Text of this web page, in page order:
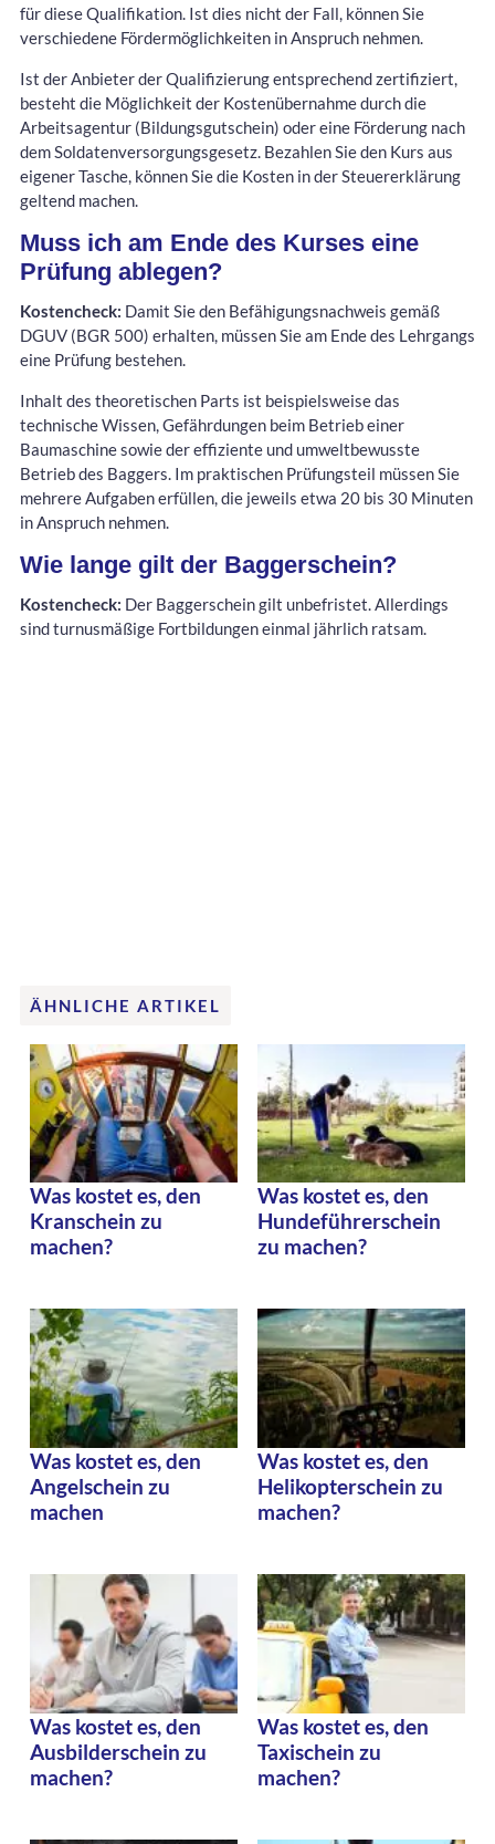
für diese Qualifikation. Ist dies nicht der Fall, können Sie
verschiedene Fördermöglichkeiten in Anspruch nehmen.
Ist der Anbieter der Qualifizierung entsprechend zertifiziert,
besteht die Möglichkeit der Kostenübernahme durch die
Arbeitsagentur (Bildungsgutschein) oder eine Förderung nach
dem Soldatenversorgungsgesetz. Bezahlen Sie den Kurs aus
eigener Tasche, können Sie die Kosten in der Steuererklärung
geltend machen.
Muss ich am Ende des Kurses eine
Prüfung ablegen?
Kostencheck: Damit Sie den Befähigungsnachweis gemäß
DGUV (BGR 500) erhalten, müssen Sie am Ende des Lehrgangs
eine Prüfung bestehen.
Inhalt des theoretischen Parts ist beispielsweise das
technische Wissen, Gefährdungen beim Betrieb einer
Baumaschine sowie der effiziente und umweltbewusste
Betrieb des Baggers. Im praktischen Prüfungsteil müssen Sie
mehrere Aufgaben erfüllen, die jeweils etwa 20 bis 30 Minuten
in Anspruch nehmen.
Wie lange gilt der Baggerschein?
Kostencheck: Der Baggerschein gilt unbefristet. Allerdings
sind turnusmäßige Fortbildungen einmal jährlich ratsam.
ÄHNLICHE ARTIKEL
Was kostet es, den
Kranschein zu
machen?
Was kostet es, den
Hundeführerschein
zu machen?
Was kostet es, den
Angelschein zu
machen
Was kostet es, den
Helikopterschein zu
machen?
Was kostet es, den
Ausbilderschein zu
machen?
Was kostet es, den
Taxischein zu
machen?